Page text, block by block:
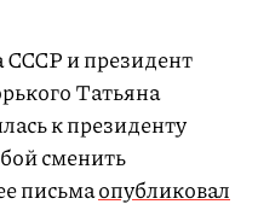
СССР и президент
Татьяна
к президенту
сменить
письмаопубликовал